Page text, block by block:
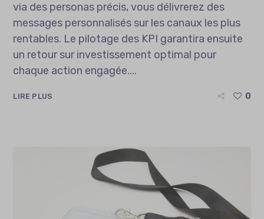
via des personas précis, vous délivrerez des
messages personnalisés sur les canaux les plus
rentables. Le pilotage des KPI garantira ensuite
un retour sur investissement optimal pour
chaque action engagée....
LIRE PLUS 0